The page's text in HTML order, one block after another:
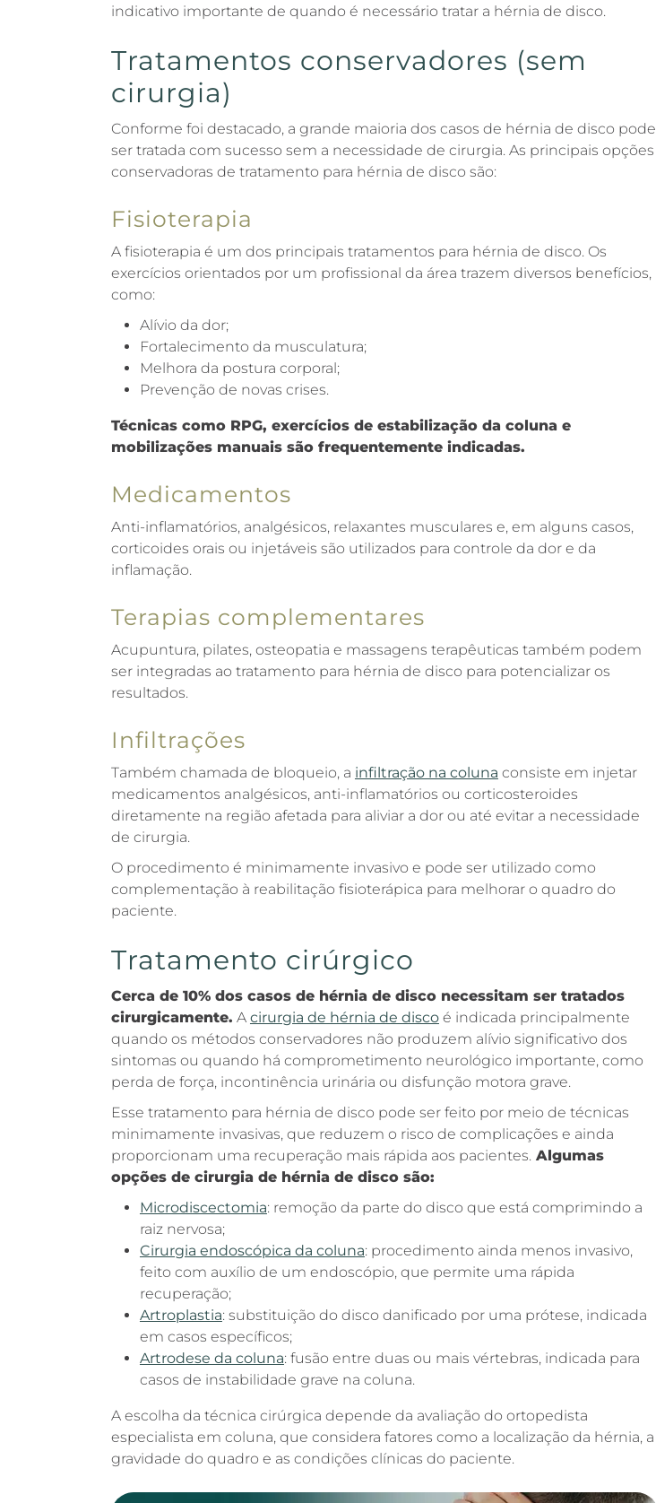
indicativo importante de quando é necessário tratar a hérnia de disco.
Tratamentos conservadores (sem
cirurgia)
Conforme foi destacado, a grande maioria dos casos de hérnia de disco pode
ser tratada com sucesso sem a necessidade de cirurgia. As principais opções
conservadoras de tratamento para hérnia de disco são:
Fisioterapia
A fisioterapia é um dos principais tratamentos para hérnia de disco. Os
exercícios orientados por um profissional da área trazem diversos benefícios,
como:
Alívio da dor;
Fortalecimento da musculatura;
Melhora da postura corporal;
Prevenção de novas crises.
Técnicas como RPG, exercícios de estabilização da coluna e
mobilizações manuais são frequentemente indicadas.
Medicamentos
Anti-inflamatórios, analgésicos, relaxantes musculares e, em alguns casos,
corticoides orais ou injetáveis são utilizados para controle da dor e da
inflamação.
Terapias complementares
Acupuntura, pilates, osteopatia e massagens terapêuticas também podem
ser integradas ao tratamento para hérnia de disco para potencializar os
resultados.
Infiltrações
Também chamada de bloqueio, a infiltração na coluna consiste em injetar
medicamentos analgésicos, anti-inflamatórios ou corticosteroides
diretamente na região afetada para aliviar a dor ou até evitar a necessidade
de cirurgia.
O procedimento é minimamente invasivo e pode ser utilizado como
complementação à reabilitação fisioterápica para melhorar o quadro do
paciente.
Tratamento cirúrgico
Cerca de 10% dos casos de hérnia de disco necessitam ser tratados
cirurgicamente. A cirurgia de hérnia de discoé indicada principalmente
quando os métodos conservadores não produzem alívio significativo dos
sintomas ou quando há comprometimento neurológico importante, como
perda de força, incontinência urinária ou disfunção motora grave.
Esse tratamento para hérnia de disco pode ser feito por meio de técnicas
minimamente invasivas, que reduzem o risco de complicações e ainda
proporcionam uma recuperação mais rápida aos pacientes.Algumas
opções de cirurgia de hérnia de disco são:
Microdiscectomia: remoção da parte do disco que está comprimindo a
raiz nervosa;
Cirurgia endoscópica da coluna: procedimento ainda menos invasivo,
feito com auxílio de um endoscópio, que permite uma rápida
recuperação;
Artroplastia: substituição do disco danificado por uma prótese, indicada
em casos específicos;
Artrodese da coluna: fusão entre duas ou mais vértebras, indicada para
casos de instabilidade grave na coluna.
A escolha da técnica cirúrgica depende da avaliação do ortopedista
especialista em coluna, que considera fatores como a localização da hérnia, a
gravidade do quadro e as condições clínicas do paciente.